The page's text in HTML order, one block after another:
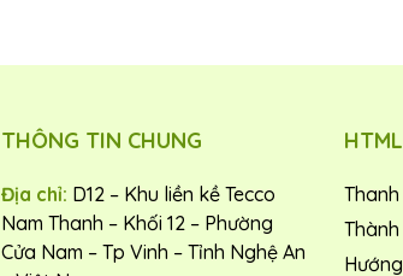
THÔNG TIN CHUNG
Địa chỉ: D12 – Khu liền kề Tecco
Nam Thanh – Khối 12 – Phường
Cửa Nam – Tp Vinh – Tỉnh Nghệ An
HTML